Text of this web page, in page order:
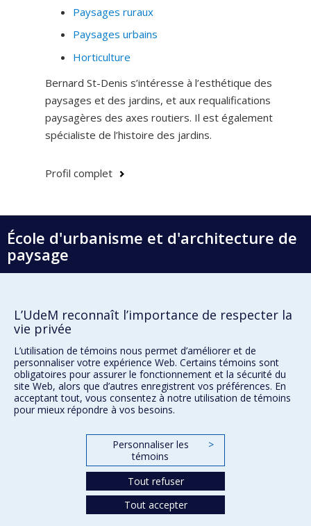
Paysages ruraux
Paysages urbains
Horticulture
Bernard St-Denis s’intéresse à l’esthétique des
paysages et des jardins, et aux requalifications
paysagères des axes routiers. Il est également
spécialiste de l’histoire des jardins.
Profil complet
École d'urbanisme et d'architecture de
paysage
Faculté de l'aménagement
Plan du site
Accessibilité
L’UdeM reconnaît l’importance de respecter la
vie privée
L’utilisation de témoins nous permet d’améliorer et de
personnaliser votre expérience Web. Certains témoins sont
obligatoires pour assurer le fonctionnement et la sécurité du
site Web, alors que d’autres enregistrent vos préférences. En
acceptant tout, vous consentez à notre utilisation de témoins
pour mieux répondre à vos besoins.
Personnaliser les
témoins
>
Tout refuser
Tout accepter